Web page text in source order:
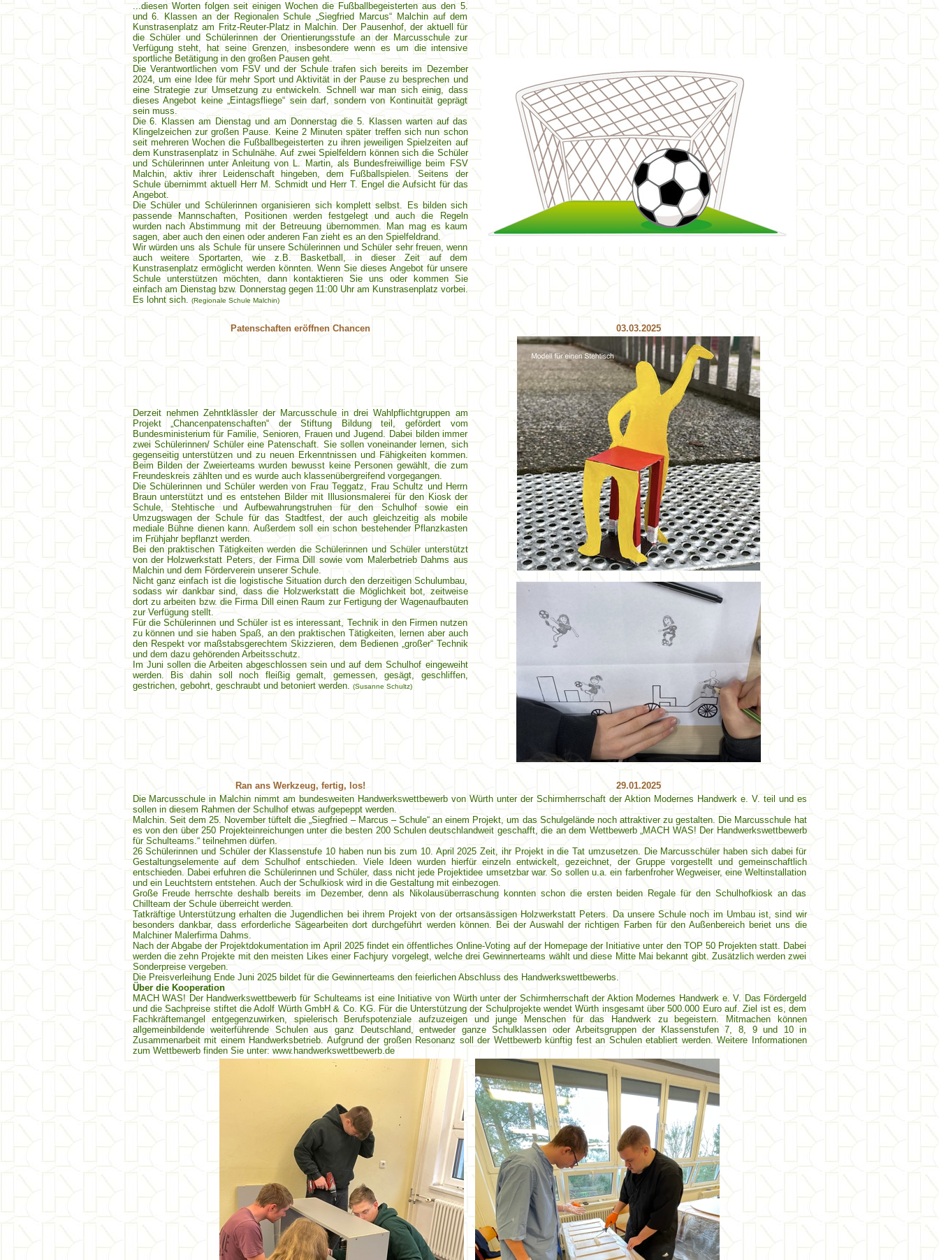
...diesen Worten folgen seit einigen Wochen die Fußballbegeisterten aus den 5.
und 6. Klassen an der Regionalen Schule „Siegfried Marcus“ Malchin auf dem
Kunstrasenplatz am Fritz-Reuter-Platz in Malchin. Der Pausenhof, der aktuell für
die Schüler und Schülerinnen der Orientierungsstufe an der Marcusschule zur
Verfügung steht, hat seine Grenzen, insbesondere wenn es um die intensive
sportliche Betätigung in den großen Pausen geht.
Die Verantwortlichen vom FSV und der Schule trafen sich bereits im Dezember
2024, um eine Idee für mehr Sport und Aktivität in der Pause zu besprechen und
eine Strategie zur Umsetzung zu entwickeln. Schnell war man sich einig, dass
dieses Angebot keine „Eintagsfliege“ sein darf, sondern von Kontinuität geprägt
sein muss.
Die 6. Klassen am Dienstag und am Donnerstag die 5. Klassen warten auf das
Klingelzeichen zur großen Pause. Keine 2 Minuten später treffen sich nun schon
seit mehreren Wochen die Fußballbegeisterten zu ihren jeweiligen Spielzeiten auf
dem Kunstrasenplatz in Schulnähe. Auf zwei Spielfeldern können sich die Schüler
und Schülerinnen unter Anleitung von L. Martin, als Bundesfreiwillige beim FSV
Malchin, aktiv ihrer Leidenschaft hingeben, dem Fußballspielen. Seitens der
Schule übernimmt aktuell Herr M. Schmidt und Herr T. Engel die Aufsicht für das
Angebot.
Die Schüler und Schülerinnen organisieren sich komplett selbst. Es bilden sich
passende Mannschaften, Positionen werden festgelegt und auch die Regeln
wurden nach Abstimmung mit der Betreuung übernommen. Man mag es kaum
sagen, aber auch den einen oder anderen Fan zieht es an den Spielfeldrand.
Wir würden uns als Schule für unsere Schülerinnen und Schüler sehr freuen, wenn
auch weitere Sportarten, wie z.B. Basketball, in dieser Zeit auf dem
Kunstrasenplatz ermöglicht werden könnten. Wenn Sie dieses Angebot für unsere
Schule unterstützen möchten, dann kontaktieren Sie uns oder kommen Sie
einfach am Dienstag bzw. Donnerstag gegen 11:00 Uhr am Kunstrasenplatz vorbei.
Es lohnt sich. (Regionale Schule Malchin)
Patenschaften eröffnen Chancen 03.03.2025
Derzeit nehmen Zehntklässler der Marcusschule in drei Wahlpflichtgruppen am
Projekt „Chancenpatenschaften“ der Stiftung Bildung teil, gefördert vom
Bundesministerium für Familie, Senioren, Frauen und Jugend. Dabei bilden immer
zwei Schülerinnen/ Schüler eine Patenschaft. Sie sollen voneinander lernen, sich
gegenseitig unterstützen und zu neuen Erkenntnissen und Fähigkeiten kommen.
Beim Bilden der Zweierteams wurden bewusst keine Personen gewählt, die zum
Freundeskreis zählten und es wurde auch klassenübergreifend vorgegangen.
Die Schülerinnen und Schüler werden von Frau Teggatz, Frau Schultz und Herrn
Braun unterstützt und es entstehen Bilder mit Illusionsmalerei für den Kiosk der
Schule, Stehtische und Aufbewahrungstruhen für den Schulhof sowie ein
Umzugswagen der Schule für das Stadtfest, der auch gleichzeitig als mobile
mediale Bühne dienen kann. Außerdem soll ein schon bestehender Pflanzkasten
im Frühjahr bepflanzt werden.
Bei den praktischen Tätigkeiten werden die Schülerinnen und Schüler unterstützt
von der Holzwerkstatt Peters, der Firma Dill sowie vom Malerbetrieb Dahms aus
Malchin und dem Förderverein unserer Schule.
Nicht ganz einfach ist die logistische Situation durch den derzeitigen Schulumbau,
sodass wir dankbar sind, dass die Holzwerkstatt die Möglichkeit bot, zeitweise
dort zu arbeiten bzw. die Firma Dill einen Raum zur Fertigung der Wagenaufbauten
zur Verfügung stellt.
Für die Schülerinnen und Schüler ist es interessant, Technik in den Firmen nutzen
zu können und sie haben Spaß, an den praktischen Tätigkeiten, lernen aber auch
den Respekt vor maßstabsgerechtem Skizzieren, dem Bedienen „großer“ Technik
und dem dazu gehörenden Arbeitsschutz.
Im Juni sollen die Arbeiten abgeschlossen sein und auf dem Schulhof eingeweiht
werden. Bis dahin soll noch fleißig gemalt, gemessen, gesägt, geschliffen,
gestrichen, gebohrt, geschraubt und betoniert werden. (Susanne Schultz)
Ran ans Werkzeug, fertig, los! 29.01.2025
Die Marcusschule in Malchin nimmt am bundesweiten Handwerkswettbewerb von Würth unter der Schirmherrschaft der Aktion Modernes Handwerk e. V. teil und es
sollen in diesem Rahmen der Schulhof etwas aufgepeppt werden.
Malchin. Seit dem 25. November tüftelt die „Siegfried – Marcus – Schule“ an einem Projekt, um das Schulgelände noch attraktiver zu gestalten. Die Marcusschule hat
es von den über 250 Projekteinreichungen unter die besten 200 Schulen deutschlandweit geschafft, die an dem Wettbewerb „MACH WAS! Der Handwerkswettbewerb
für Schulteams.“ teilnehmen dürfen.
26 Schülerinnen und Schüler der Klassenstufe 10 haben nun bis zum 10. April 2025 Zeit, ihr Projekt in die Tat umzusetzen. Die Marcusschüler haben sich dabei für
Gestaltungselemente auf dem Schulhof entschieden. Viele Ideen wurden hierfür einzeln entwickelt, gezeichnet, der Gruppe vorgestellt und gemeinschaftlich
entschieden. Dabei erfuhren die Schülerinnen und Schüler, dass nicht jede Projektidee umsetzbar war. So sollen u.a. ein farbenfroher Wegweiser, eine Weltinstallation
und ein Leuchtstern entstehen. Auch der Schulkiosk wird in die Gestaltung mit einbezogen.
Große Freude herrschte deshalb bereits im Dezember, denn als Nikolausüberraschung konnten schon die ersten beiden Regale für den Schulhofkiosk an das
Chillteam der Schule überreicht werden.
Tatkräftige Unterstützung erhalten die Jugendlichen bei ihrem Projekt von der ortsansässigen Holzwerkstatt Peters. Da unsere Schule noch im Umbau ist, sind wir
besonders dankbar, dass erforderliche Sägearbeiten dort durchgeführt werden können. Bei der Auswahl der richtigen Farben für den Außenbereich beriet uns die
Malchiner Malerfirma Dahms.
Nach der Abgabe der Projektdokumentation im April 2025 findet ein öffentliches Online-Voting auf der Homepage der Initiative unter den TOP 50 Projekten statt. Dabei
werden die zehn Projekte mit den meisten Likes einer Fachjury vorgelegt, welche drei Gewinnerteams wählt und diese Mitte Mai bekannt gibt. Zusätzlich werden zwei
Sonderpreise vergeben.
Die Preisverleihung Ende Juni 2025 bildet für die Gewinnerteams den feierlichen Abschluss des Handwerkswettbewerbs.
Über die Kooperation
MACH WAS! Der Handwerkswettbewerb für Schulteams ist eine Initiative von Würth unter der Schirmherrschaft der Aktion Modernes Handwerk e. V. Das Fördergeld
und die Sachpreise stiftet die Adolf Würth GmbH & Co. KG. Für die Unterstützung der Schulprojekte wendet Würth insgesamt über 500.000 Euro auf. Ziel ist es, dem
Fachkräftemangel entgegenzuwirken, spielerisch Berufspotenziale aufzuzeigen und junge Menschen für das Handwerk zu begeistern. Mitmachen können
allgemeinbildende weiterführende Schulen aus ganz Deutschland, entweder ganze Schulklassen oder Arbeitsgruppen der Klassenstufen 7, 8, 9 und 10 in
Zusammenarbeit mit einem Handwerksbetrieb. Aufgrund der großen Resonanz soll der Wettbewerb künftig fest an Schulen etabliert werden. Weitere Informationen
zum Wettbewerb finden Sie unter: www.handwerkswettbewerb.de